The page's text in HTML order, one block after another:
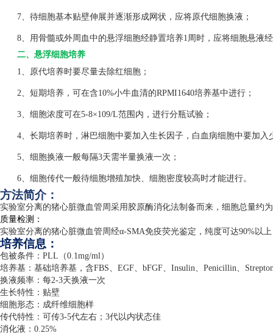
7、待细胞基本贴壁伸展并逐渐形成网状，应将原代细胞换液；
8、用骨髓或外周血中的悬浮细胞经静置培养1周时，应将细胞悬液
二、悬浮细胞培养
1、原代培养时要尽量去除红细胞；
2、短期培养，可在含10%小牛血清的RPMI1640培养基中进行；
3、细胞浓度可在5-8×109/L范围内，进行分瓶试验；
4、长期培养时，淋巴细胞中要加入生长因子，白血病细胞中要加入
5、细胞换液一般每隔3天需半量换液一次；
6、细胞传代一般待细胞增殖加快、细胞密度较高时才能进行。
方法简介：
实验室分离的猪心脏微血管周采用胶原酶消化法制备而来，细胞总量约为
质量检测：
实验室分离的猪心脏微血管周经α-SMA免疫荧光鉴定，纯度可达90%以
培养信息：
包被条件： PLL （0.1mg/ml）
培养基：基础培养基，含FBS、 EGF、 bFGF、 Insulin、 Penicillin、
换液频率：每2-3天换液一次
生长特性：贴壁
细胞形态：成纤维细胞样
传代特性：可传3-5代左右； 3代以内状态佳
消化液： 0.25%